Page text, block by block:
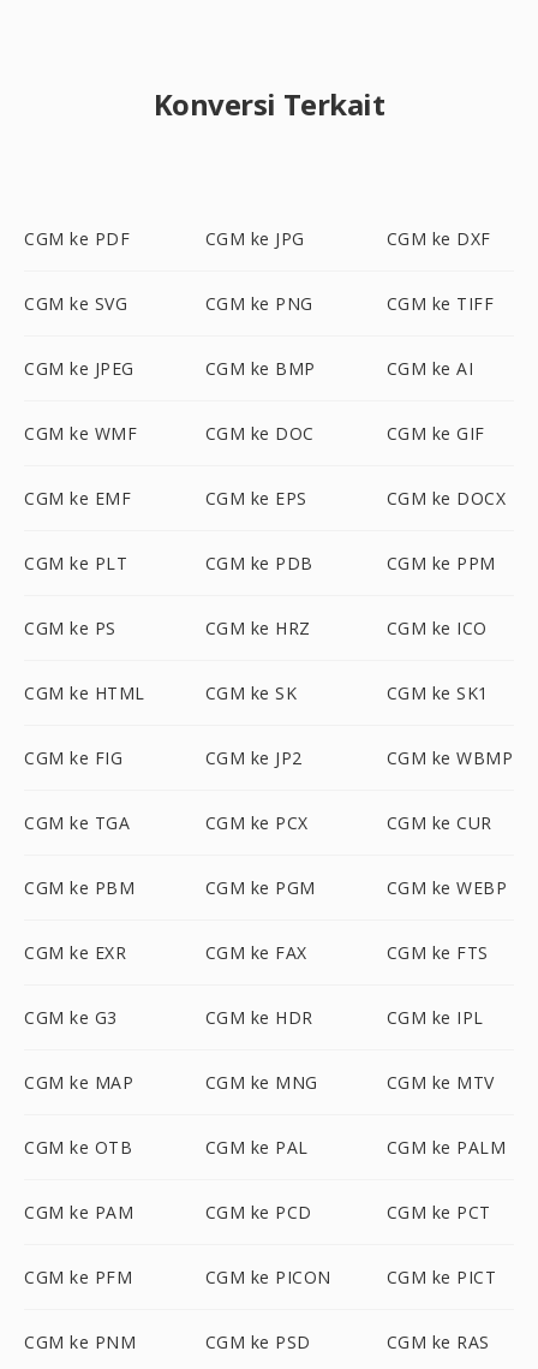
Konversi Terkait
CGM ke PDF CGM ke JPG CGM ke DXF
CGM ke SVG CGM ke PNG CGM ke TIFF
CGM ke JPEG CGM ke BMP CGM ke AI
CGM ke WMF CGM ke DOC CGM ke GIF
CGM ke EMF CGM ke EPS CGM ke DOCX
CGM ke PLT CGM ke PDB CGM ke PPM
CGM ke PS CGM ke HRZ CGM ke ICO
CGM ke HTML CGM ke SK CGM ke SK1
CGM ke FIG CGM ke JP2 CGM ke WBMP
CGM ke TGA CGM ke PCX CGM ke CUR
CGM ke PBM CGM ke PGM CGM ke WEBP
CGM ke EXR CGM ke FAX CGM ke FTS
CGM ke G3 CGM ke HDR CGM ke IPL
CGM ke MAP CGM ke MNG CGM ke MTV
CGM ke OTB CGM ke PAL CGM ke PALM
CGM ke PAM CGM ke PCD CGM ke PCT
CGM ke PFM CGM ke PICON CGM ke PICT
CGM ke PNM CGM ke PSD CGM ke RAS